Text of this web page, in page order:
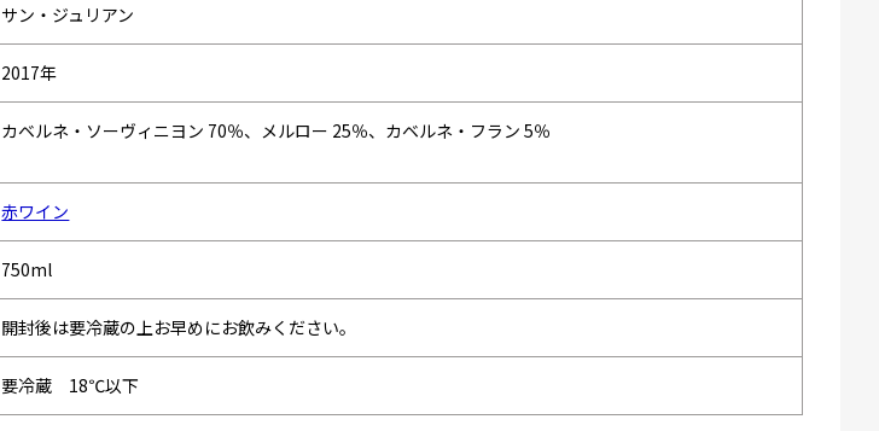
サン・ジュリアン
2017年
カベルネ・ソーヴィニヨン 70％、メルロー 25％、カベルネ・フラン 5％
赤ワイン
750ml
開封後は要冷蔵の上お早めにお飲みください。
要冷蔵 18℃以下